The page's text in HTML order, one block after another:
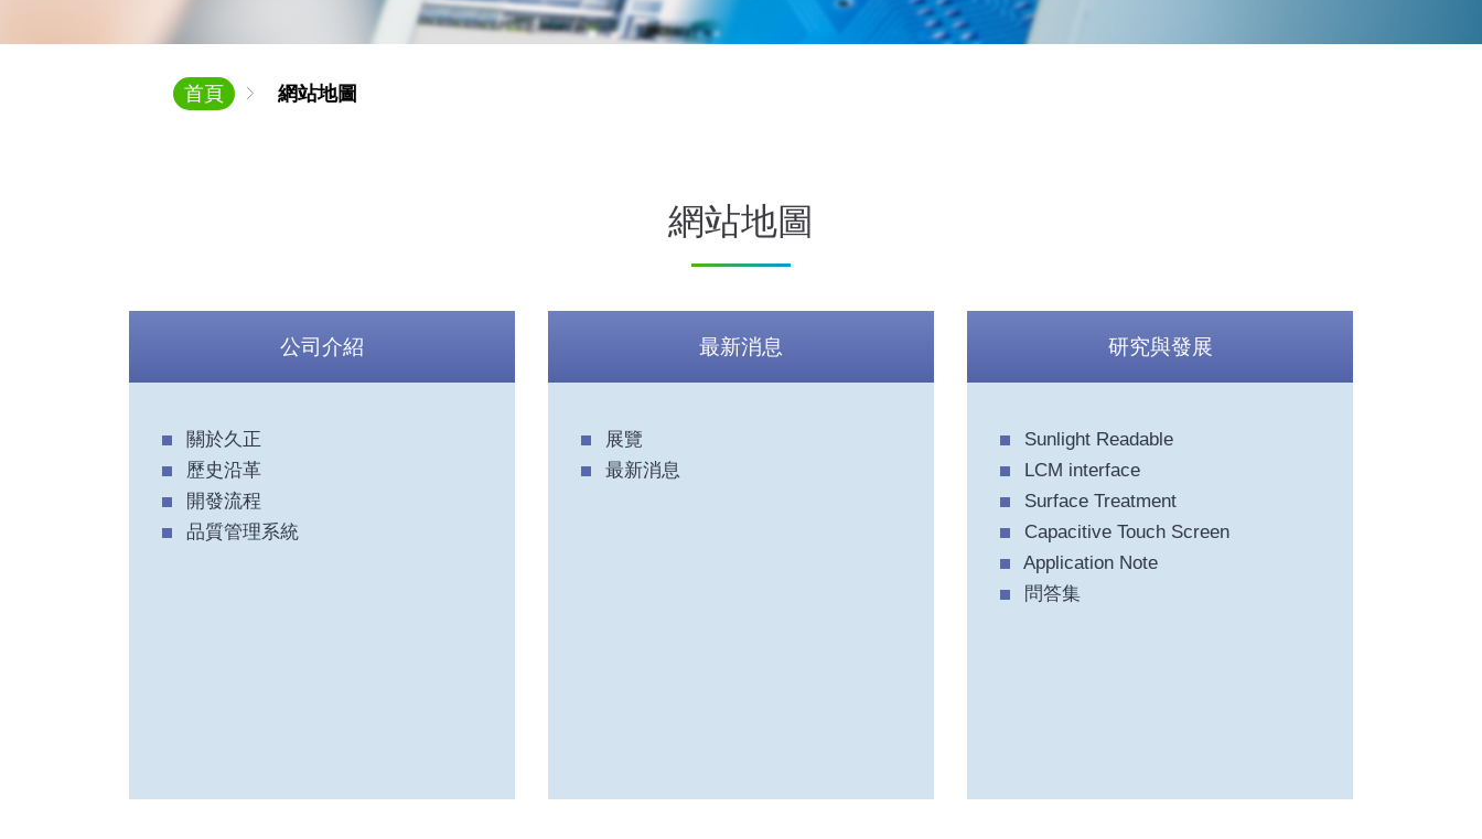
首頁 網站地圖
網站地圖
公司介紹
關於久正
歷史沿革
開發流程
品質管理系統
最新消息
展覽
最新消息
研究與發展
Sunlight Readable
LCM interface
Surface Treatment
Capacitive Touch Screen
Application Note
問答集